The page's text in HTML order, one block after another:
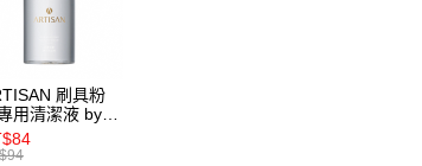
刷具粉
用清潔液 by